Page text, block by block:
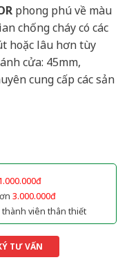
phong phú về màu
chống cháy có các
hoặc lâu hơn tùy
cửa: 45mm,
cung cấp các sản
3.000.000đ
viên thân thiết
TƯ VẤN